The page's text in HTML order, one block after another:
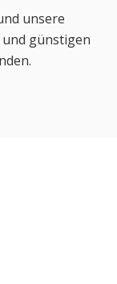
unsere
günstigen